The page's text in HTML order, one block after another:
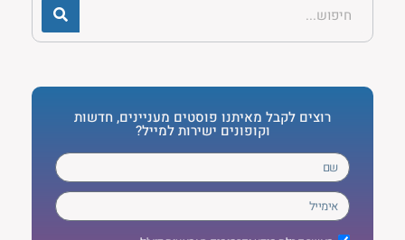
רוצים לקבל מאיתנו פוסטים מעניינים, חדשות
וקופונים ישירות למייל?